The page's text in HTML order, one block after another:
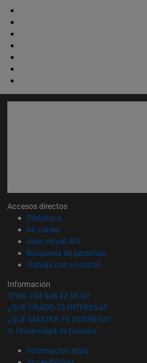
Accesos directos
Biblioteca
Mi correo(abre en nueva ventana)
Aula virtual ADI
Búsqueda de personas(abre en
Trabaja con nosotros(abre en
Información
TFNO +34 948 42 56 00
¿QUÉ GRADO TE INTERESA?
¿QUÉ MÁSTER TE INTERESA?
© Universidad de Navarra
Información legal